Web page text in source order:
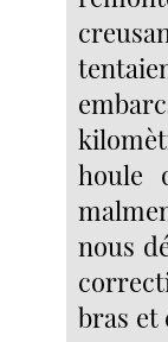
houle
nous
bras et